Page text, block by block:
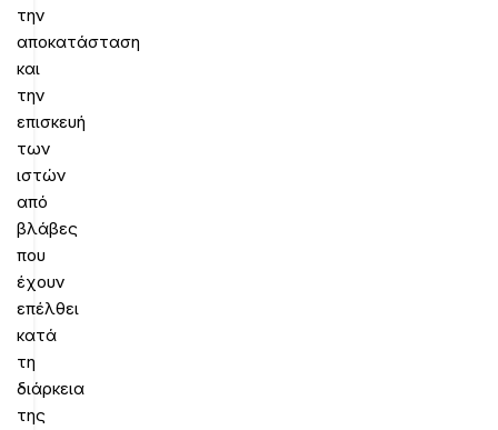
την
αποκατάσταση
και
την
επισκευή
των
ιστών
από
βλάβες
που
έχουν
επέλθει
κατά
τη
διάρκεια
της